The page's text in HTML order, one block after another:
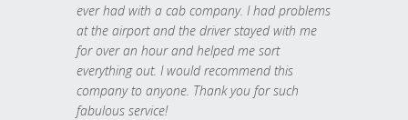
ever had with a cab company. I had problems
at the airport and the driver stayed with me
for over an hour and helped me sort
everything out. I would recommend this
company to anyone. Thank you for such
fabulous service!